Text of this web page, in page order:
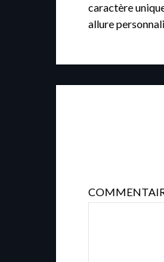
caractère
allure